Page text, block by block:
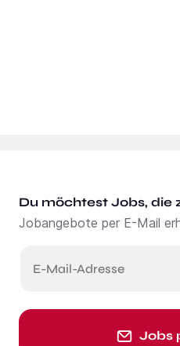
Du möchtest Jobs, die
Jobangebote per E-Mail
E-Mail-Adresse
Jobs